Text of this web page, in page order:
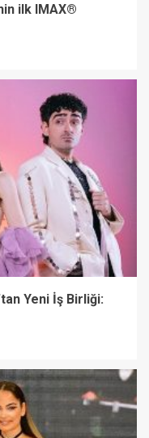
ilk IMAX®
Yeni İş Birliği: